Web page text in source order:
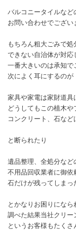
バルコニータイルな
お問い合わせでござい
もちろん粗大ごみで
できない自治体が対
一番大きいのは承知で
次によく耳にするのが
家具や家電は家財道
どうしてもこの植木や
コンクリート、石など
と断られたり
遺品整理、全処分な
不用品回収業者に御依
石だけが残ってしまっ
とかなりお困りにな
調べた結果当社クリー
というお客様もたく